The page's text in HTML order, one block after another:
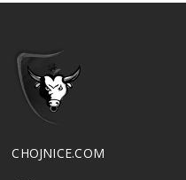
CHOJNICE.COM